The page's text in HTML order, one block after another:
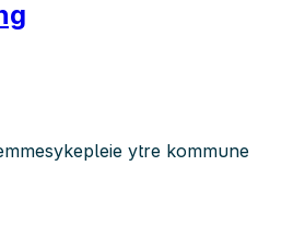
ytre kommune